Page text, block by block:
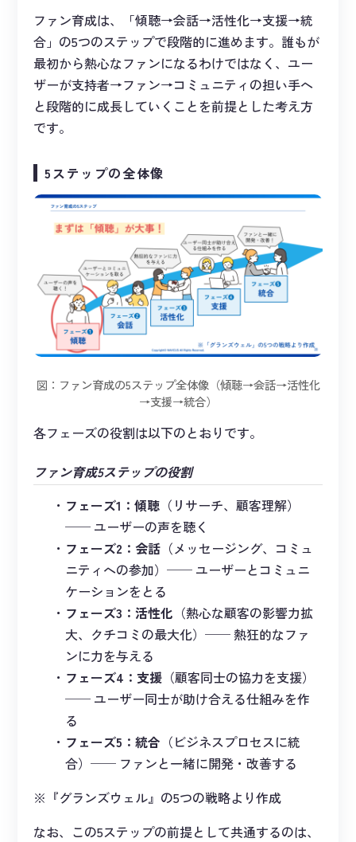
ファン育成は、「傾聴→会話→活性化→支援→統
合」の5つのステップで段階的に進めます。誰もが
最初から熱心なファンになるわけではなく、ユー
ザーが支持者→ファン→コミュニティの担い手へ
と段階的に成長していくことを前提とした考え方
です。
5ステップの全体像
図：ファン育成の5ステップ全体像（傾聴→会話→活性化
→支援→統合）
各フェーズの役割は以下のとおりです。
ファン育成5ステップの役割
フェーズ1：傾聴 （リサーチ、顧客理解）
── ユーザーの声を聴く
フェーズ2：会話 （メッセージング、コミュ
ニティへの参加）── ユーザーとコミュニ
ケーションをとる
フェーズ3：活性化 （熱心な顧客の影響力拡
大、クチコミの最大化）── 熱狂的なファ
ンに力を与える
フェーズ4：支援 （顧客同士の協力を支援）
── ユーザー同士が助け合える仕組みを作
る
フェーズ5：統合 （ビジネスプロセスに統
合）── ファンと一緒に開発・改善する
※『グランズウェル』の5つの戦略より作成
なお、この5ステップの前提として共通するのは、